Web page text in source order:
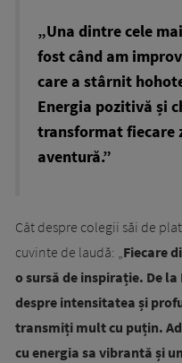
„Una dintre cele
fost când am
care a stârnit
Energia pozitivă și
transformat fiecare
aventură.”
Cât despre colegii săi de
cuvinte de laudă: „Fiecare
o sursă de inspirație. De
despre intensitatea și
transmiți mult cu puțin.
cu energia sa vibrantă și